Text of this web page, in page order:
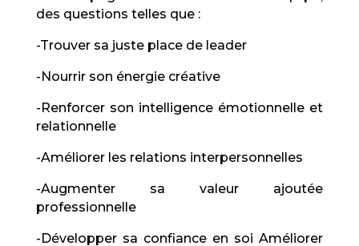
des questions telles que :
-Trouver sa juste place de leader
-Nourrir son énergie créative
-Renforcer son intelligence émotionnelle et
relationnelle
-Améliorer les relations interpersonnelles
-Augmenter sa valeur ajoutée
professionnelle
-Développer sa confiance en soi Améliorer